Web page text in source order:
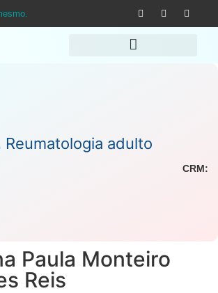
Reumatologia adulto
CRM:
Paula Monteiro
Reis